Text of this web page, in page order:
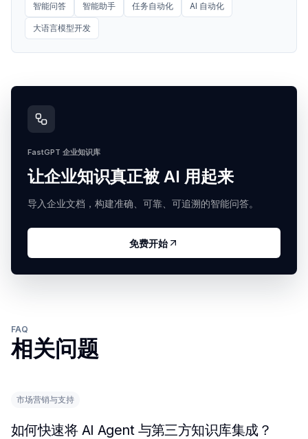
智能问答 智能助手 任务自动化 AI 自动化
大语言模型开发
FastGPT 企业知识库
让企业知识真正被 AI 用起来
导入企业文档，构建准确、可靠、可追溯的智能问答。
免费开始
FAQ
相关问题
市场营销与支持
如何快速将 AI Agent 与第三方知识库集成？